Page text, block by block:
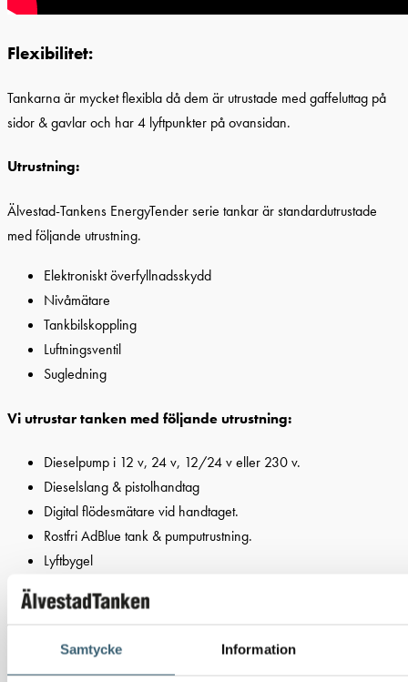
Samtycke Information
Flexibilitet:
Tankarna är mycket flexibla då dem är utrustade med gaffeluttag på
sidor & gavlar och har 4 lyftpunkter på ovansidan.
Utrustning:
Älvestad-Tankens EnergyTender serie tankar är standardutrustade
med följande utrustning.
Elektroniskt överfyllnadsskydd
Nivåmätare
Tankbilskoppling
Luftningsventil
Sugledning
Vi utrustar tanken med följande utrustning:
Dieselpump i 12 v, 24 v, 12/24 v eller 230 v.
Dieselslang & pistolhandtag
Digital flödesmätare vid handtaget.
Rostfri AdBlue tank & pumputrustning.
Lyftbygel
Tillgängliga volymer:
500 liter